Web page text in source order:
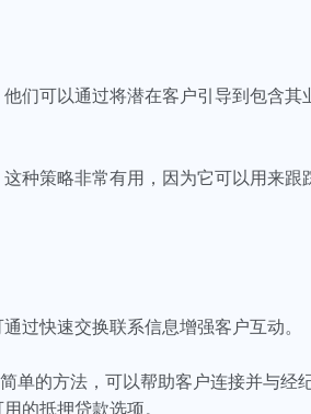
们可以通过将潜在客户引导到包含其
种策略非常有用，因为它可以用来跟
过快速交换联系信息增强客户互动。
单的方法，可以帮助客户连接并与经
的抵押贷款选项。